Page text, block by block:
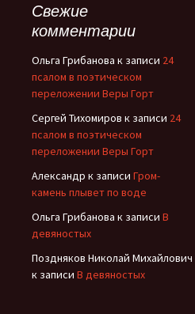
Свежие
комментарии
Ольга Грибанова к записи 24
псалом в поэтическом
переложении Веры Горт
Сергей Тихомиров к записи 24
псалом в поэтическом
переложении Веры Горт
Александр к записи Гром-
камень плывет по воде
Ольга Грибанова к записи В
девяностых
Поздняков Николай Михайлович
к записи В девяностых